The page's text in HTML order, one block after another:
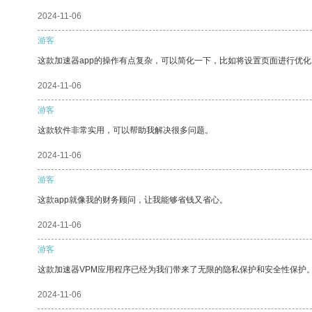
2024-11-06
游客
这款加速器app的操作有点复杂，可以简化一下，比如将设置页面进行优
2024-11-06
游客
这款软件非常实用，可以帮助我解决很多问题。
2024-11-06
游客
这款app就像我的财务顾问，让我能够省钱又省心。
2024-11-06
游客
这款加速器VPM应用程序已经为我们带来了无限的隐私保护和安全性保护
2024-11-06